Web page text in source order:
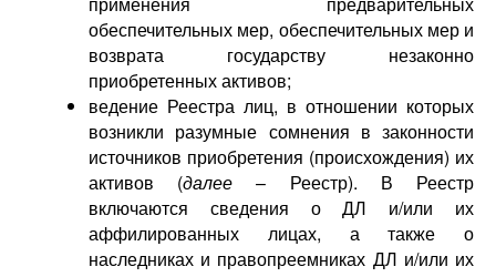
обеспечительных мер, обеспечительных мер и
возврата государству незаконно
приобретенных активов;
ведение Реестра лиц, в отношении которых
возникли разумные сомнения в законности
источников приобретения (происхождения) их
активов (далее – Реестр). В Реестр
включаются сведения о ДЛ и/или их
аффилированных лицах, а также о
наследниках и правопреемниках ДЛ и/или их